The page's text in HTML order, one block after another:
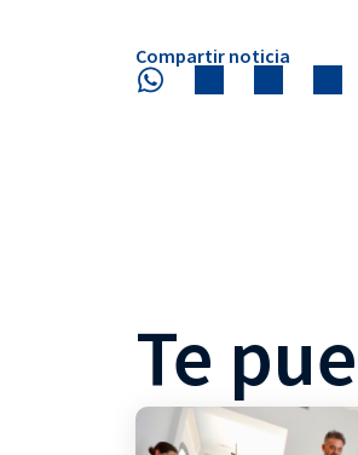
Compartir noticia
Te